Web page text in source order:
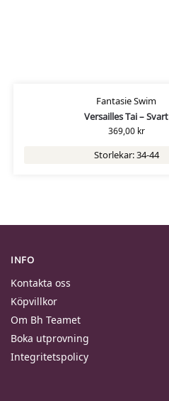
Fantasie Swim
Versailles Tai – Svart
369,00 kr
Storlekar: 34-44
INFO
Kontakta oss
Köpvillkor
Om Bh Teamet
Boka utprovning
Integritetspolicy